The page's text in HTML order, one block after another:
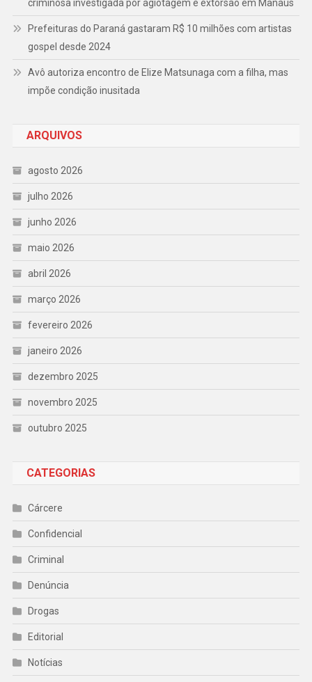
criminosa investigada por agiotagem e extorsão em Manaus
Prefeituras do Paraná gastaram R$ 10 milhões com artistas
gospel desde 2024
Avô autoriza encontro de Elize Matsunaga com a filha, mas
impõe condição inusitada
ARQUIVOS
agosto 2026
julho 2026
junho 2026
maio 2026
abril 2026
março 2026
fevereiro 2026
janeiro 2026
dezembro 2025
novembro 2025
outubro 2025
CATEGORIAS
Cárcere
Confidencial
Criminal
Denúncia
Drogas
Editorial
Notícias